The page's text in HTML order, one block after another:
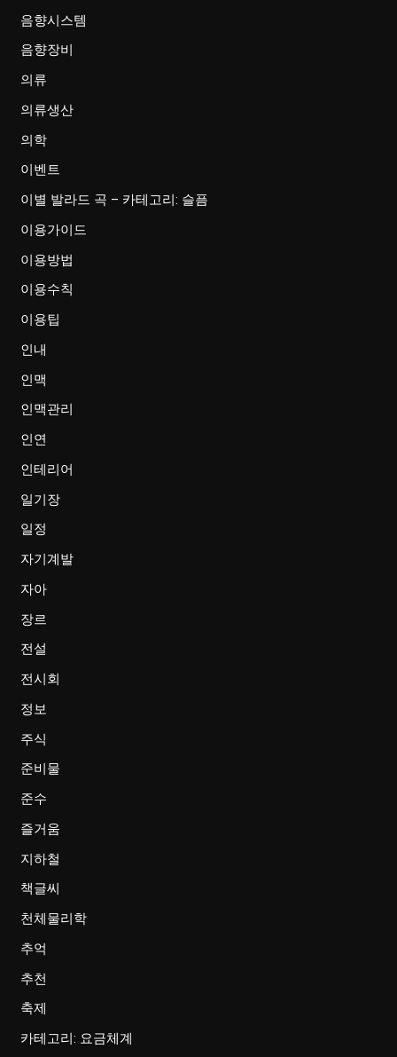
음향시스템
음향장비
의류
의류생산
의학
이벤트
이별 발라드 곡 – 카테고리: 슬픔
이용가이드
이용방법
이용수칙
이용팁
인내
인맥
인맥관리
인연
인테리어
일기장
일정
자기계발
자아
장르
전설
전시회
정보
주식
준비물
준수
즐거움
지하철
책글씨
천체물리학
추억
추천
축제
카테고리: 요금체계